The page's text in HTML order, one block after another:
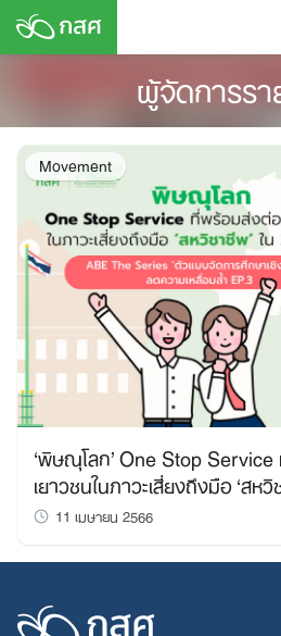
Skip
ผู้จัดการร
Movement
‘พิษณุโลก’ One Stop
เยาวชนในภาวะเสี่ยงถึงมือ ‘สห
11 เมษายน 2566